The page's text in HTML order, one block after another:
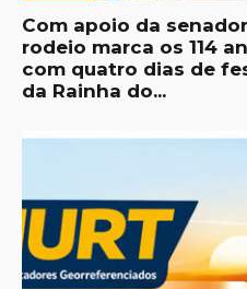
Com apoio da
rodeio marca os 114
com quatro dias de
da Rainha do...